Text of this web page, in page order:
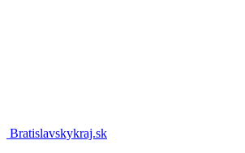
Bratislavskykraj.sk